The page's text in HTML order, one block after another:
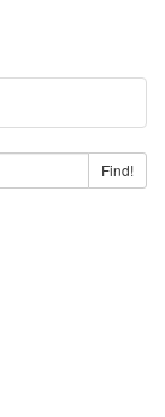
Find!